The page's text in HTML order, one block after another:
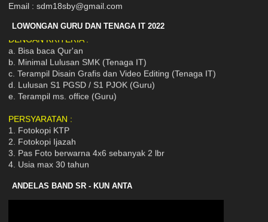
Email : sdm18sby@gmail.com
LOWONGAN GURU DAN TENAGA IT 2022
DENGAN KRITERIA :
a. Bisa baca Qur'an
b. Minimal Lulusan SMK (Tenaga IT)
c. Terampil Disain Grafis dan Video Editing (Tenaga IT)
d. Lulusan S1 PGSD / S1 PJOK (Guru)
e. Terampil ms. office (Guru)
1. Fotokopi KTP
2. Fotokopi Ijazah
3. Pas Foto berwarna 4x6 sebanyak 2 lbr
4. Usia max 30 tahun
5. Disiplin dan tanggungjawab
7. Sehat jasmani dan rohani
ANDELAS BAND SR - KUN ANTA